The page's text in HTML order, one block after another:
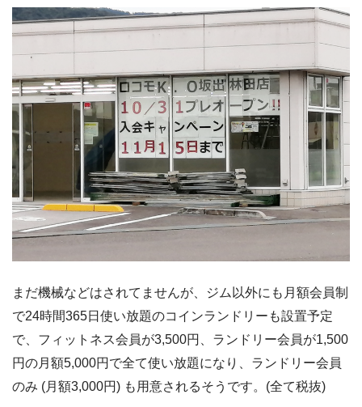
まだ機械などはされてませんが、ジム以外にも月額会員制
で24時間365日使い放題のコインランドリーも設置予定
で、フィットネス会員が3,500円、ランドリー会員が1,500
円の月額5,000円で全て使い放題になり、ランドリー会員
のみ (月額3,000円) も用意されるそうです。(全て税抜)